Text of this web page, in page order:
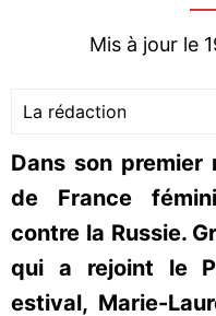
Mis à jour le
La rédaction
Dans son premier
de France
contre la Russie.
qui a rejoint le
estival, Marie-